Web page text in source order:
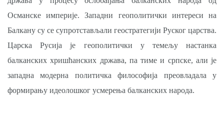
Османске империје. Западни геополитички интереси на
Балкану су се супротстављали геостратегији Руског царства.
Царска Русија је геополитички у темељу настанка
балканских хришћанских држава, па тиме и српске, али је
западна модерна политичка философија преовладала у
формирању идеолошког усмерења балканских народа.